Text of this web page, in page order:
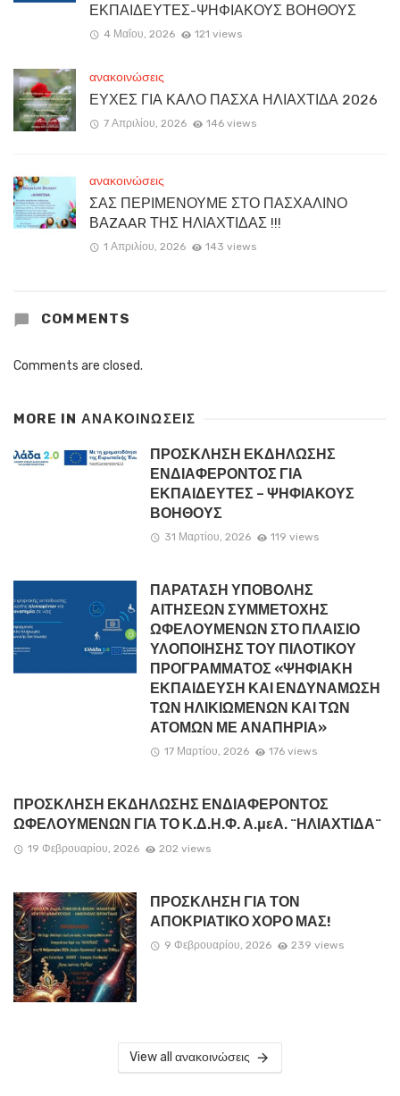
ΕΚΠΑΙΔΕΥΤΕΣ-ΨΗΦΙΑΚΟΥΣ ΒΟΗΘΟΥΣ
4 Μαΐου, 2026 121 views
ανακοινώσεις
ΕΥΧΕΣ ΓΙΑ ΚΑΛΟ ΠΑΣΧΑ ΗΛΙΑΧΤΙΔΑ 2026
7 Απριλίου, 2026 146 views
ανακοινώσεις
ΣΑΣ ΠΕΡΙΜΕΝΟΥΜΕ ΣΤΟ ΠΑΣΧΑΛΙΝΟ
ΒΑZAAR ΤΗΣ ΗΛΙΑΧΤΙΔΑΣ !!!
1 Απριλίου, 2026 143 views
COMMENTS
Comments are closed.
MORE IN ΑΝΑΚΟΙΝΏΣΕΙΣ
ΠΡΟΣΚΛΗΣΗ ΕΚΔΗΛΩΣΗΣ
ΕΝΔΙΑΦΕΡΟΝΤΟΣ ΓΙΑ
ΕΚΠΑΙΔΕΥΤΕΣ – ΨΗΦΙΑΚΟΥΣ
ΒΟΗΘΟΥΣ
31 Μαρτίου, 2026 119 views
ΠΑΡΑΤΑΣΗ ΥΠΟΒΟΛΗΣ
ΑΙΤΗΣΕΩΝ ΣΥΜΜΕΤΟΧΗΣ
ΩΦΕΛΟΥΜΕΝΩΝ ΣΤΟ ΠΛΑΙΣΙΟ
ΥΛΟΠΟΙΗΣΗΣ ΤΟΥ ΠΙΛΟΤΙΚΟΥ
ΠΡΟΓΡΑΜΜΑΤΟΣ «ΨΗΦΙΑΚΗ
ΕΚΠΑΙΔΕΥΣΗ ΚΑΙ ΕΝΔΥΝΑΜΩΣΗ
ΤΩΝ ΗΛΙΚΙΩΜΕΝΩΝ ΚΑΙ ΤΩΝ
ΑΤΟΜΩΝ ΜΕ ΑΝΑΠΗΡΙΑ»
17 Μαρτίου, 2026 176 views
ΠΡΟΣΚΛΗΣΗ ΕΚΔΗΛΩΣΗΣ ΕΝΔΙΑΦΕΡΟΝΤΟΣ
ΩΦΕΛΟΥΜΕΝΩΝ ΓΙΑ ΤΟ Κ.Δ.Η.Φ. Α.μεΑ. ¨ΗΛΙΑΧΤΙΔΑ¨
19 Φεβρουαρίου, 2026 202 views
ΠΡΟΣΚΛΗΣΗ ΓΙΑ ΤΟΝ
ΑΠΟΚΡΙΑΤΙΚΟ ΧΟΡΟ ΜΑΣ!
9 Φεβρουαρίου, 2026 239 views
View all ανακοινώσεις